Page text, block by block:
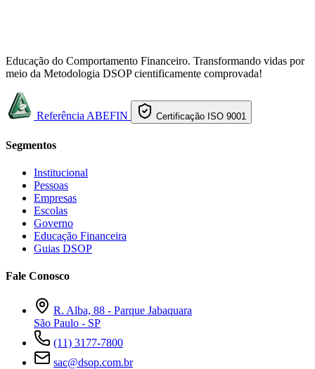
Educação do Comportamento Financeiro. Transformando vidas por
meio da Metodologia DSOP cientificamente comprovada!
Referência ABEFIN Certificação ISO 9001
Segmentos
Institucional
Pessoas
Empresas
Escolas
Governo
Educação Financeira
Guias DSOP
Fale Conosco
R. Alba, 88 - Parque Jabaquara
São Paulo - SP
(11) 3177-7800
sac@dsop.com.br